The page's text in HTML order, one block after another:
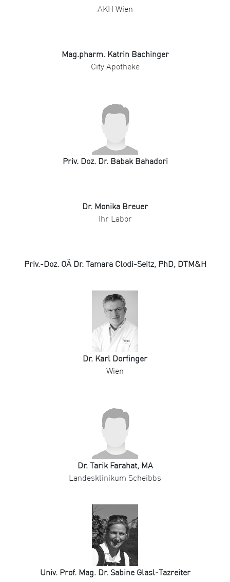
AKH Wien
Mag.pharm. Katrin Bachinger
City Apotheke
Priv. Doz. Dr. Babak Bahadori
Dr. Monika Breuer
Ihr Labor
Priv.-Doz. OÄ Dr. Tamara Clodi-Seitz, PhD, DTM&H
Dr. Karl Dorfinger
Wien
Dr. Tarik Farahat, MA
Landesklinikum Scheibbs
Univ. Prof. Mag. Dr. Sabine Glasl-Tazreiter